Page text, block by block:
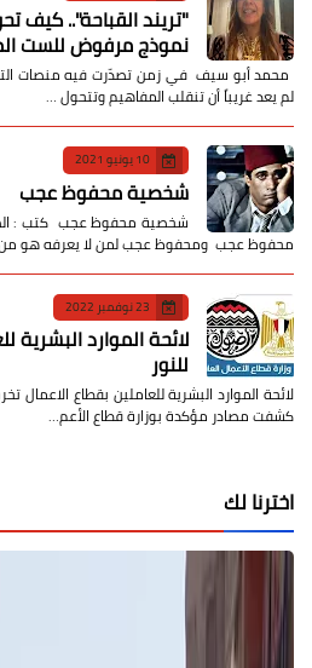
​"تريند القباحة".. كيف
نموذج مرفوض للست
محمد أبو سيف ​في زمن تصدّرت فيه منصات
لم يعد غريباً أن تنقلب المفاهيم وتتحول …
10 يونيو 2021
شخصية محفوظ عجب
شخصية محفوظ عجب كتب :
محفوظ عجب ومحفوظ عجب لمن لا يعرفه هو من
23 نوفمبر 2022
لائحة الموارد البشرية
للنور
لائحة الموارد البشرية للعاملين بقطاع الاعمال
كشفت مصادر مؤكدة بوزارة قطاع الأعم…
اخترنا لك